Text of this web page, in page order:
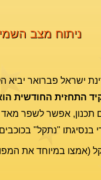
ניתוח מצב
ישראל פברואר
התחזית החודשית
תכנון, אפשר לשפר
"נתקל"
(אמצו במיוחד את